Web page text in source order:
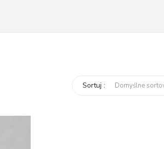
Sortuj :